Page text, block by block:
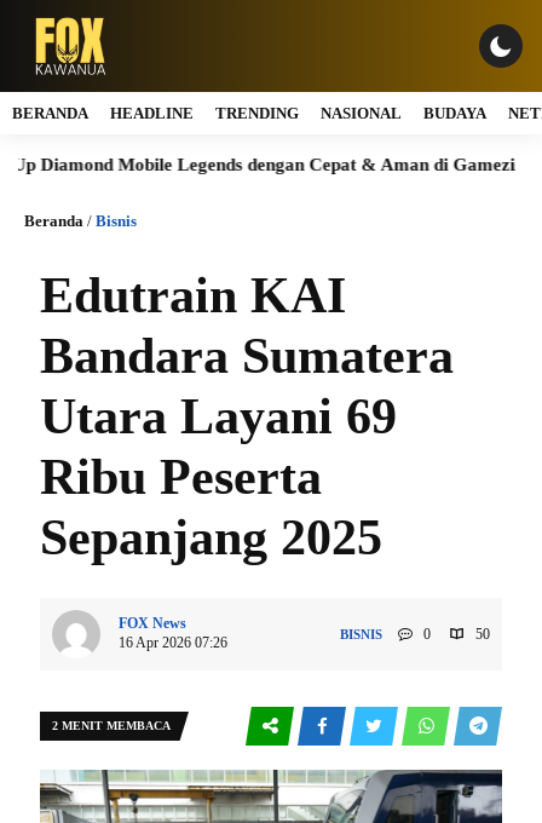
BERANDA HEADLINE TRENDING NASIONAL BUDAYA
Mobile Legends dengan Cepat & Aman di Gamezi
Beranda / Bisnis
Edutrain KAI
Bandara Sumatera
Utara Layani 69
Ribu Peserta
Sepanjang 2025
FOX News
16 Apr 2026 07:26
BISNIS 0 50
2 MENIT MEMBACA